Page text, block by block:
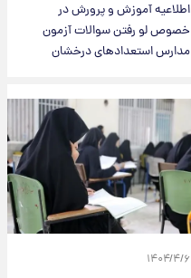
اطلاعیه آموزش و پرورش در
خصوص لو رفتن سوالات آزمون
مدارس استعدادهای درخشان
۱۴۰۴/۴/۶